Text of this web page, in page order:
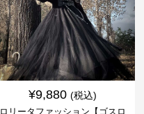
¥9,880 (税込)
ロリータファッション【ゴスロ